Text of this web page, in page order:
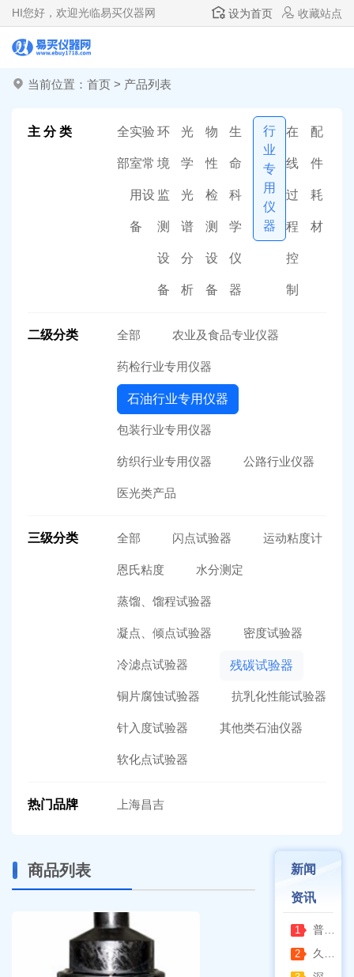
HI您好，欢迎光临易买仪器网 设为首页 收藏站点
当前位置： 首页 > 产品列表
主 分 类 全
部
实验
室常
用设
备
环
境
监
测
设
备
光
学
光
谱
分
析
物
性
检
测
设
备
生
命
科
学
仪
器
行
业
专
用
仪
器
在
线
过
程
控
制
配
件
耗
材
二级分类 全部 农业及食品专业仪器
药检行业专用仪器
石油行业专用仪器
包装行业专用仪器
纺织行业专用仪器 公路行业仪器
医光类产品
三级分类 全部 闪点试验器 运动粘度计
恩氏粘度 水分测定
蒸馏、馏程试验器
凝点、倾点试验器 密度试验器
冷滤点试验器 残碳试验器
铜片腐蚀试验器 抗乳化性能试验器
针入度试验器 其他类石油仪器
软化点试验器
热门品牌 上海昌吉
商品列表 新闻
资讯
1 普通烘箱和耐腐蚀烘箱区分
2 久兴医疗高压蒸汽灭菌器：制药科研灭菌的可靠之选